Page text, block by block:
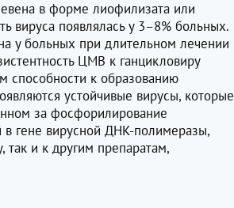
в форме лиофилизата или
вируса появлялась у 3–8% больных.
у больных при длительном лечении
ЦМВ к ганцикловиру
способности к образованию
устойчивые вирусы, которые
за фосфорилирование
в гене вирусной ДНК-полимеразы,
так и к другим препаратам,